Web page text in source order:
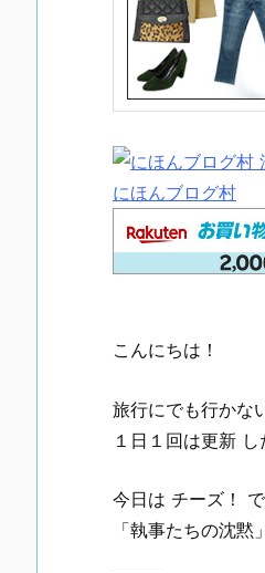
にほんブログ村
こんにちは！
旅行にでも行かな
１日１回は更新 し
今日は チーズ！
「執事たちの沈黙